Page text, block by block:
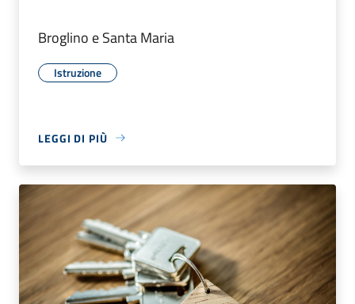
Broglino e Santa Maria
Istruzione
LEGGI DI PIÙ